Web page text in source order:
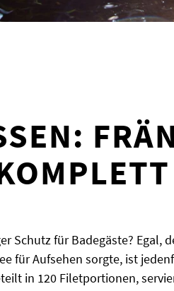
Schutz für Badegäste? Egal,
für Aufsehen sorgte, ist
in 120 Filetportionen,